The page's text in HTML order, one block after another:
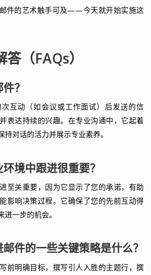
件的艺术触手可及——今天就开始实施这
（FAQs）
？
互动（如会议或工作面试）后发送的信
表达持续的兴趣。在专业沟通中，它起着
持对话的活力并展示专业素养。
境中跟进很重要？
至关重要，因为它显示了您的承诺，有助
影响决策过程。它确保了您的先前互动得
一步的机会。
件的一些关键策略是什么？
前明确目标，撰写引人入胜的主题行，撰